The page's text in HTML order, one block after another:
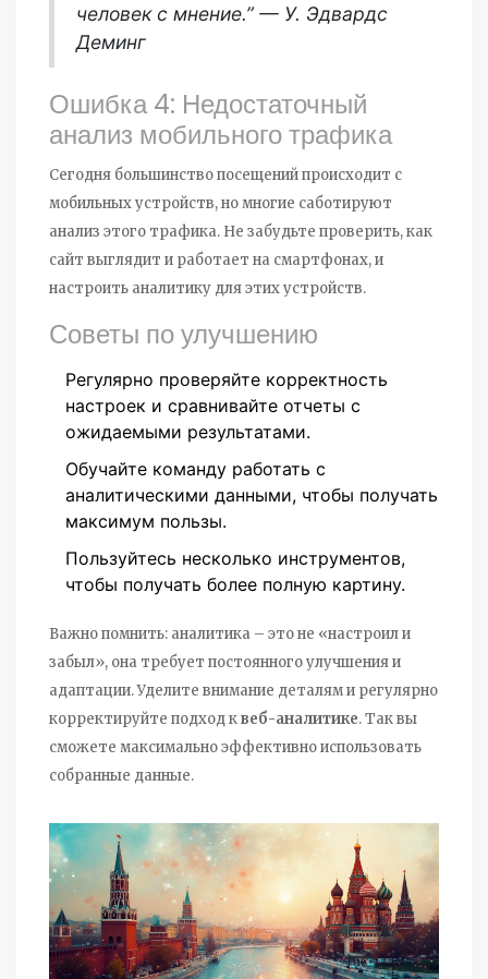
человек с мнение.” — У. Эдвардс
Деминг
Ошибка 4: Недостаточный
анализ мобильного трафика
Сегодня большинство посещений происходит с
мобильных устройств, но многие саботируют
анализ этого трафика. Не забудьте проверить, как
сайт выглядит и работает на смартфонах, и
настроить аналитику для этих устройств.
Советы по улучшению
Регулярно проверяйте корректность
настроек и сравнивайте отчеты с
ожидаемыми результатами.
Обучайте команду работать с
аналитическими данными, чтобы получать
максимум пользы.
Пользуйтесь несколько инструментов,
чтобы получать более полную картину.
Важно помнить: аналитика – это не «настроил и
забыл», она требует постоянного улучшения и
адаптации. Уделите внимание деталям и регулярно
корректируйте подход квеб-аналитике. Так вы
сможете максимально эффективно использовать
собранные данные.